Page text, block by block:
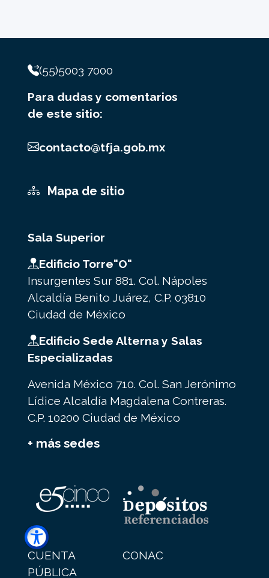
(55)5003 7000
Para dudas y comentarios
de este sitio:
contacto@tfja.gob.mx
Mapa de sitio
Sala Superior
Edificio Torre"O"
Insurgentes Sur 881. Col. Nápoles
Alcaldía Benito Juárez, C.P. 03810
Ciudad de México
Edificio Sede Alterna y Salas
Especializadas
Avenida México 710. Col. San Jerónimo
Lídice Alcaldía Magdalena Contreras.
C.P. 10200 Ciudad de México
+ más sedes
CUENTA
PÚBLICA
CONAC